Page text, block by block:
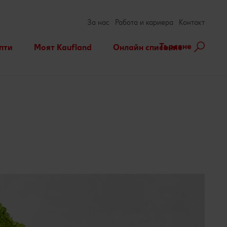
Моят Kaufland Онлайн списание
За нас Работа и кариера Контакт
Търсене